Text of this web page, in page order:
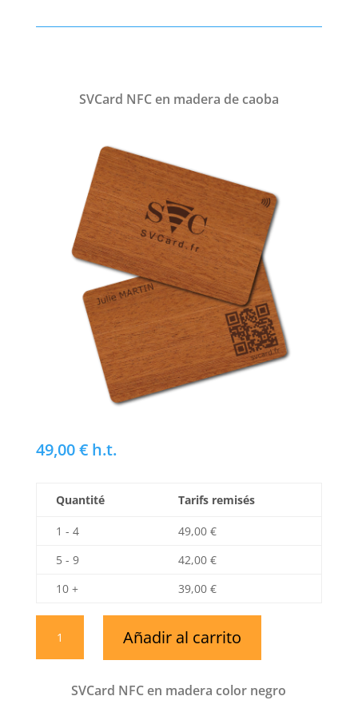
SVCard NFC en madera de caoba
49,00€ h.t.
Quantité Tarifs remisés
1 - 4 49,00 €
5 - 9
42,00 €
10 +
39,00 €
en
Añadir al carrito
SVCard NFC en madera color negro